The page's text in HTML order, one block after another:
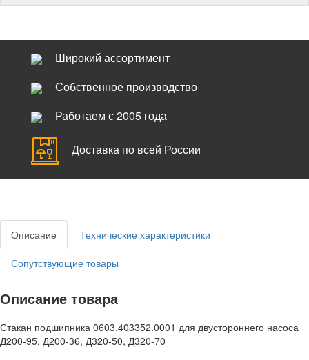
Широкий ассортимент
Собственное производство
Работаем с 2005 года
Доставка по всей России
Описание Технические характеристики
Сопутствующие товары
Описание товара
Стакан подшипника 0603.403352.0001 для двустороннего насоса
Д200-95, Д200-36, Д320-50, Д320-70